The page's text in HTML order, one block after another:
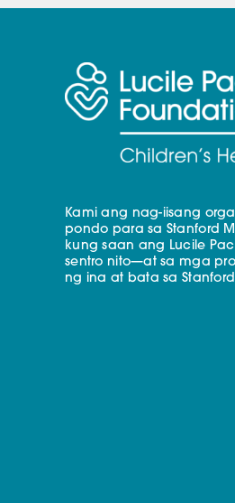
Kami ang nag-iisang
pondo para sa Stanford
kung saan ang Lucile
sentro nito—at sa mga
ng ina at bata sa